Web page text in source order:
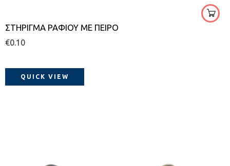
ΣΤΗΡΙΓΜΑ ΡΑΦΙΟΥ ΜΕ ΠΕΙΡΟ
€0.10
QUICK VIEW